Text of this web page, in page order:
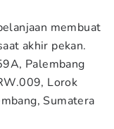
membuat
akhir pekan.
Palembang
Lorok
Sumatera